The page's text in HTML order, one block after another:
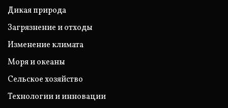
Дикая природа
Загрязнение и отходы
Изменение климата
Моря и океаны
Сельское хозяйство
Технологии и инновации